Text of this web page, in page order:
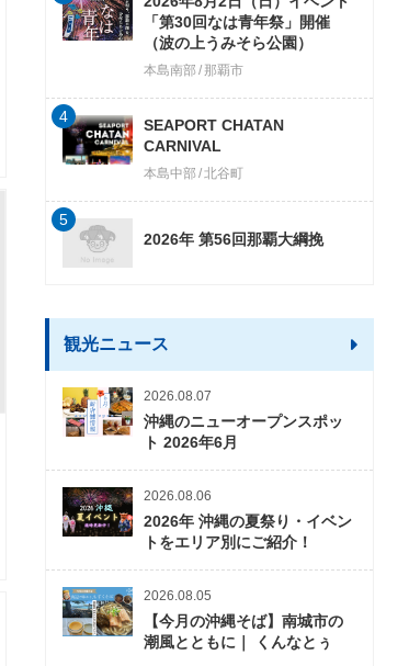
「第30回なは青年祭」開催
（波の上うみそら公園）
本島南部 那覇市
SEAPORT CHATAN
CARNIVAL
本島中部 北谷町
4
2026年 第56回那覇大綱挽
5
観光ニュース
2026.08.07
沖縄のニューオープンスポッ
ト 2026年6月
2026.08.06
2026年 沖縄の夏祭り・イベン
トをエリア別にご紹介！
2026.08.05
【今月の沖縄そば】南城市の
潮風とともに｜ くんなとぅ